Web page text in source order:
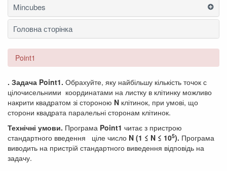
Mincubes
Головна сторінка
Point1
. Задача Point1. Обрахуйте, яку найбільшу кількість точок с
цілочисельними координатами на листку в клітинку можливо
накрити квадратом зі стороною N клітинок, при умові, що
сторони квадрата паралельні сторонам клітинок.
Технічні умови. Програма Point1 читає з пристрою
стандартного введення ціле число N (1 ≤ N ≤ 105). Програма
виводить на пристрій стандартного виведення відповідь на
задачу.